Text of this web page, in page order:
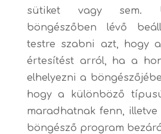
sütiket vagy sem.
böngészőben lévő
testre szabni azt, hogy
értesítést arról, ha a
elhelyezni a
hogy a különböző
maradhatnak fenn,
böngésző program